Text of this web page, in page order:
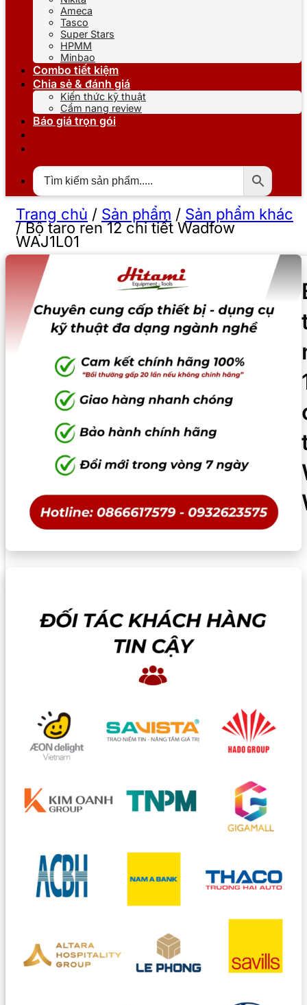
Ameca
Tasco
Super Stars
HPMM
Minbao
Combo tiết kiệm
Chia sẻ & đánh giá
Kiến thức kỹ thuật
Cẩm nang review
Báo giá trọn gói
Trang chủ / Sản phẩm / Sản phẩm khác
/Bộ taro ren 12 chi tiết Wadfow
WAJ1L01